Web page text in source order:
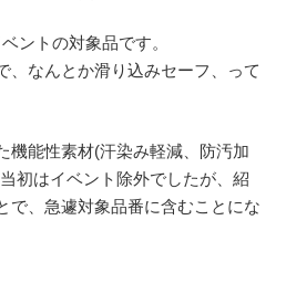
ントの対象品です。
、なんとか滑り込みセーフ、って
機能性素材(汗染み軽減、防汚加
初はイベント除外でしたが、紹
で、急遽対象品番に含むことにな